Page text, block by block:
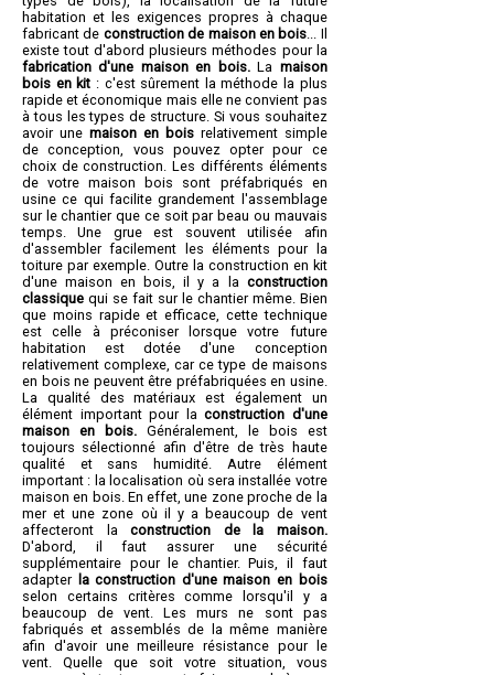
habitation et les exigences propres à chaque
fabricant de construction de maison en bois... Il
existe tout d'abord plusieurs méthodes pour la
fabrication d'une maison en bois.La maison
bois en kit : c'est sûrement la méthode la plus
rapide et économique mais elle ne convient pas
à tous les types de structure. Si vous souhaitez
avoir une maison en boisrelativement simple
de conception, vous pouvez opter pour ce
choix de construction. Les différents éléments
de votre maison bois sont préfabriqués en
usine ce qui facilite grandement l'assemblage
sur le chantier que ce soit par beau ou mauvais
temps. Une grue est souvent utilisée afin
d'assembler facilement les éléments pour la
toiture par exemple. Outre la construction en kit
d'une maison en bois, il y a la construction
classique qui se fait sur le chantier même. Bien
que moins rapide et efficace, cette technique
est celle à préconiser lorsque votre future
habitation est dotée d'une conception
relativement complexe, car ce type de maisons
en bois ne peuvent être préfabriquées en usine.
La qualité des matériaux est également un
élément important pour laconstruction d'une
maison en bois. Généralement, le bois est
toujours sélectionné afin d'être de très haute
qualité et sans humidité. Autre élément
important : la localisation où sera installée votre
maison en bois. En effet, une zone proche de la
mer et une zone où il y a beaucoup de vent
affecteront laconstruction de la maison.
D'abord, il faut assurer une sécurité
supplémentaire pour le chantier. Puis, il faut
adapter la construction d'une maison en bois
selon certains critères comme lorsqu'il y a
beaucoup de vent. Les murs ne sont pas
fabriqués et assemblés de la même manière
afin d'avoir une meilleure résistance pour le
vent. Quelle que soit votre situation, vous